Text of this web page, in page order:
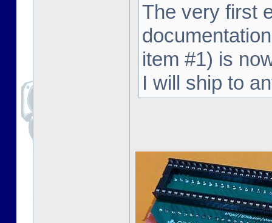
The very first
item #1) is
I will ship to